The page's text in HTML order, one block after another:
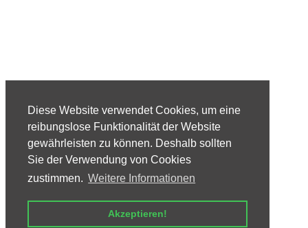
Diese Website verwendet Cookies, um eine
reibungslose Funktionalität der Website
gewährleisten zu können. Deshalb sollten
Sie der Verwendung von Cookies
zustimmen. Weitere Informationen
Akzeptieren!